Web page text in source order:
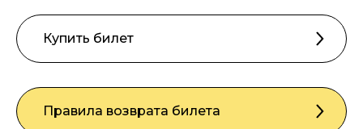
Купить билет
Правила возврата билета